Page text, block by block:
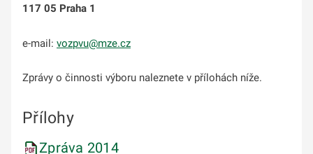
117 05 Praha 1
e-mail: vozpvu@mze.cz
Zprávy o činnosti výboru naleznete v přílohách níže.
Přílohy
Zpráva 2014